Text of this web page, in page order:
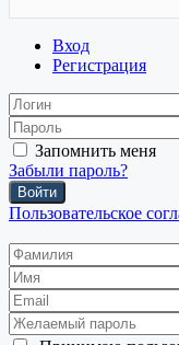
Вход
Регистрация
Запомнить меня
Забыли пароль?
Войти
Пользовательское